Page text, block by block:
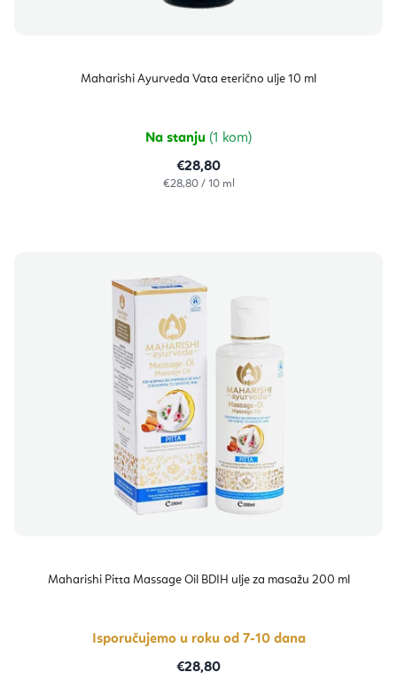
Maharishi Ayurveda Vata eterično ulje 10 ml
Na stanju (1 kom)
€28,80
Izračunaj
€28,80 / 10 ml
Maharishi Pitta Massage Oil BDIH ulje za masažu 200 ml
Isporučujemo u roku od 7-10 dana
€28,80